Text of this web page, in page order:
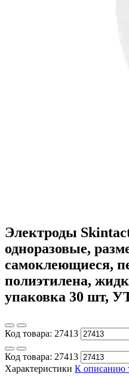
Электроды
одноразовые,
самоклеющиеся,
полиэтилена,
упаковка 30 шт,
Код товара: 27413
Код товара: 27413
Характеристики К описанию